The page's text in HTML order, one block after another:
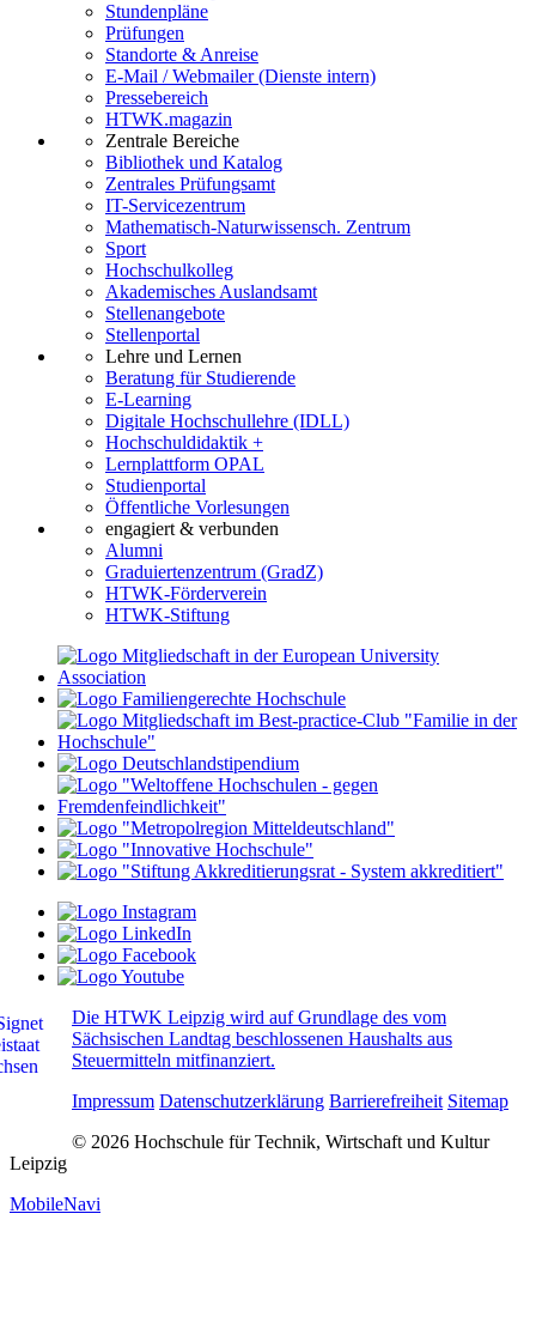
Stundenpläne
Prüfungen
Standorte & Anreise
E-Mail / Webmailer (Dienste intern)
Pressebereich
HTWK.magazin
Zentrale Bereiche
Bibliothek und Katalog
Zentrales Prüfungsamt
IT-Servicezentrum
Mathematisch-Naturwissensch. Zentrum
Sport
Hochschulkolleg
Akademisches Auslandsamt
Stellenangebote
Stellenportal
Lehre und Lernen
Beratung für Studierende
E-Learning
Digitale Hochschullehre (IDLL)
Hochschuldidaktik +
Lernplattform OPAL
Studienportal
Öffentliche Vorlesungen
engagiert & verbunden
Alumni
Graduiertenzentrum (GradZ)
HTWK-Förderverein
HTWK-Stiftung
Die HTWK Leipzig wird auf Grundlage des vom
Sächsischen Landtag beschlossenen Haushalts aus
Steuermitteln mitfinanziert.
Impressum Datenschutzerklärung Barrierefreiheit Sitemap
© 2026 Hochschule für Technik, Wirtschaft und Kultur
Leipzig
MobileNavi